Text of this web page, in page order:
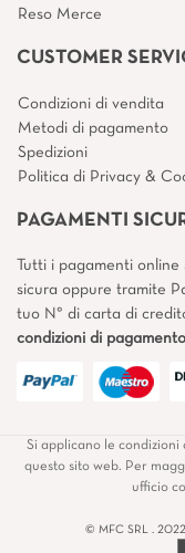
Reso Merce
CUSTOMER
Condizioni di vendita
Metodi di pagamento
Spedizioni
Politica di Privacy &
PAGAMENTI
Tutti i pagamenti
sicura oppure tramite
tuo N° di carta di
condizioni di
Si applicano le
questo sito web. Per
ufficio
© MFC SRL .